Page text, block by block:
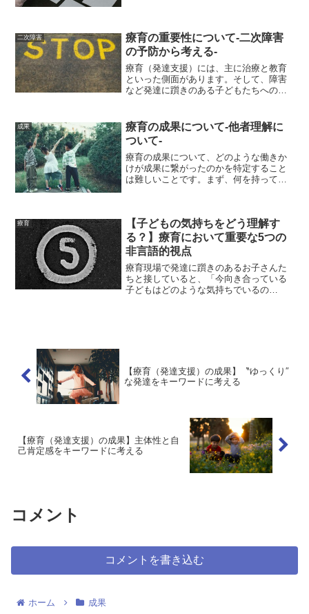
人ひとりの力を伸ばしてい...
二次障害
療育の重要性について-二次障害
の予防から考える-
療育（発達支援）には、主に治療と教育
といった側面があります。そして、障害
など発達に躓きのある子どもたちへの理
施設や放課後等デイサービスなどの経験
を通して、障害への理解を...
成果
療育の成果について-他者理解に
ついて-
療育の成果について、どのような働きか
けが成果に繋がったのかを特定すること
は難しいことです。まず、何を持って成
と長期のものなど時間軸の...
療育
【子どもの気持ちをどう理解す
る？】療育において重要な5つの
非言語的視点
療育現場で発達に躓きのあるお子さんた
ちと接していると、「今向き合っている
子どもはどのような気持ちでいるの
【療育（発達支援）の成果】〝ゆっくり″
な発達をキーワードに考える
【療育（発達支援）の成果】主体性と自
己肯定感をキーワードに考える
コメント
コメントを書き込む
ホーム 成果